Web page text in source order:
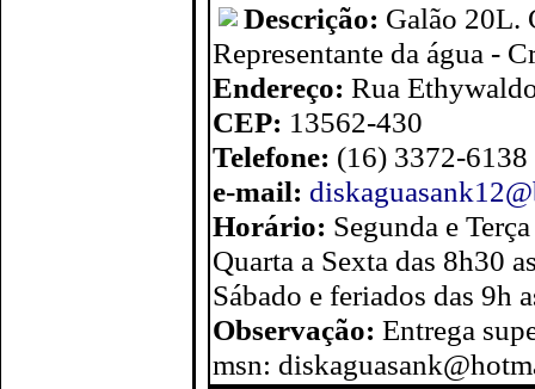
Descrição: Galão 20L.
Representante da água -
Endereço: Rua
CEP: 13562-430
Telefone: (16) 3372-6138
e-mail:
Horário: Segunda e
Quarta a Sexta das 8h30
Sábado e feriados das 9h
Observação: Entrega
msn: